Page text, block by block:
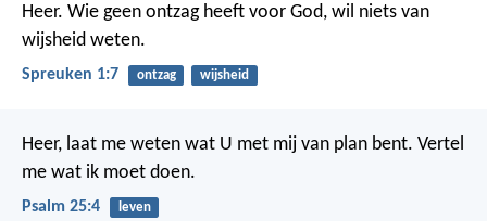
Heer. Wie geen ontzag heeft voor God, wil niets van
wijsheid weten.
Spreuken 1:7 ontzag wijsheid
Heer, laat me weten wat U met mij van plan bent. Vertel
me wat ik moet doen.
Psalm 25:4 leven